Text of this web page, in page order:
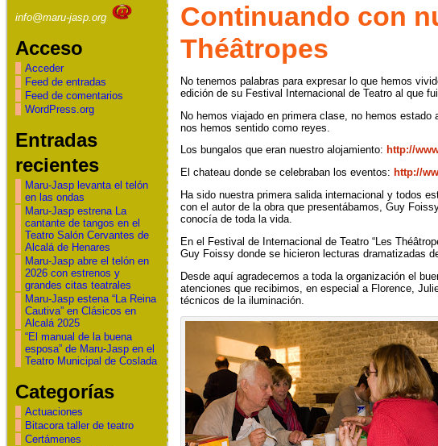
info@maru-jasp.org
Acceso
Acceder
Feed de entradas
Feed de comentarios
WordPress.org
Entradas
recientes
Maru-Jasp levanta el telón
en las ondas
Maru-Jasp estrena La
cantante de tangos en el
Teatro Salón Cervantes de
Alcalá de Henares
Maru-Jasp abre el telón en
2026 con estrenos y
grandes citas teatrales
Maru-Jasp estena “La Reina
Cautiva” en Clásicos en
Alcalá 2025
“El manual de la buena
esposa” de Maru-Jasp en el
Teatro Municipal de Coslada
Categorías
Actuaciones
Bitacora taller de teatro
Certámenes
Continuando con
Théâtropes
No tenemos palabras para expresar lo que hemos
edición de su Festival Internacional de Teatro al que
No hemos viajado en primera clase, no hemos
nos hemos sentido como reyes.
Los bungalos que eran nuestro alojamiento: http://
El chateau donde se celebraban los eventos: http://
Ha sido nuestra primera salida internacional y todos
con el autor de la obra que presentábamos, Guy
conocía de toda la vida.
En el Festival de Internacional de Teatro “Les
Guy Foissy donde se hicieron lecturas dramatizadas
Desde aquí agradecemos a toda la organización el
atenciones que recibimos, en especial a Florence,
técnicos de la iluminación.